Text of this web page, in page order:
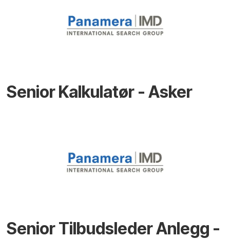
Senior Kalkulatør - Asker
Senior Tilbudsleder Anlegg -